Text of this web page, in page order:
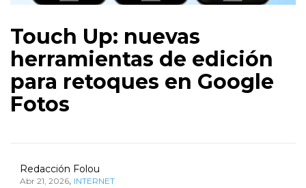
Touch Up: nuevas
herramientas de edición
para retoques en Google
Fotos
Redacción Folou
Abr 21, 2026, INTERNET